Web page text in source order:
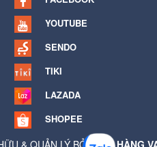
YOUTUBE
SENDO
TIKI
LAZADA
SHOPEE